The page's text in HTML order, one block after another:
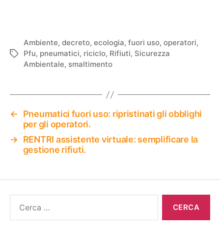
Ambiente, decreto, ecologia, fuori uso, operatori,
Pfu, pneumatici, riciclo, Rifiuti, Sicurezza
Ambientale, smaltimento
←
Pneumatici fuori uso: ripristinati gli obblighi
per gli operatori.
→ RENTRI assistente virtuale: semplificare la
gestione rifiuti.